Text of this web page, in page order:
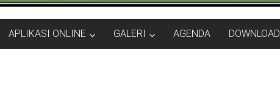
APLIKASI ONLINE GALERI AGENDA DOWNLOAD